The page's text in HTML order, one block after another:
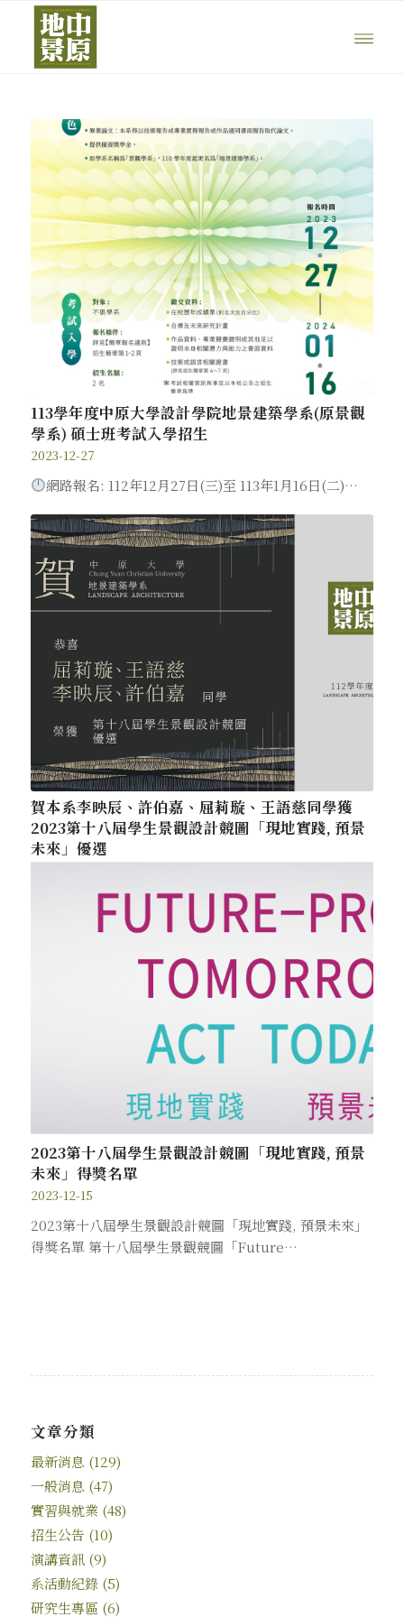
113學年度中原大學設計學院地景建築學系(原景觀
學系) 碩士班考試入學招生
2023-12-27
網路報名: 112年12月27日(三)至 113年1月16日(二)…
賀本系李映辰、許伯嘉、屈莉璇、王語慈同學獲
2023第十八屆學生景觀設計競圖「現地實踐, 預景
未來」優選
2023第十八屆學生景觀設計競圖「現地實踐, 預景
未來」得獎名單
2023-12-15
2023第十八屆學生景觀設計競圖「現地實踐, 預景未來」
得獎名單 第十八屆學生景觀競圖「Future…
文章分類
最新消息 (129)
一般消息 (47)
實習與就業(48)
招生公告 (10)
演講資訊(9)
系活動紀錄(5)
研究生專區 (6)